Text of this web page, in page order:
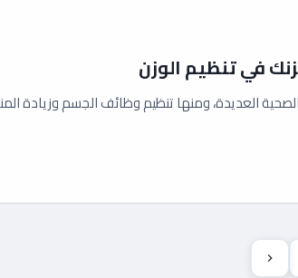
في تنظيم الوزن
العديدة، ومنها تنظيم وظائف الجسم وزيادة